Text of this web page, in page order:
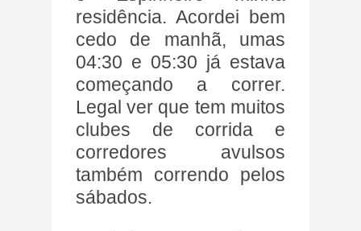
residência. Acordei bem
cedo de manhã, umas
04:30 e 05:30 já estava
começando a correr.
Legal ver que tem muitos
clubes de corrida e
corredores avulsos
também correndo pelos
sábados.